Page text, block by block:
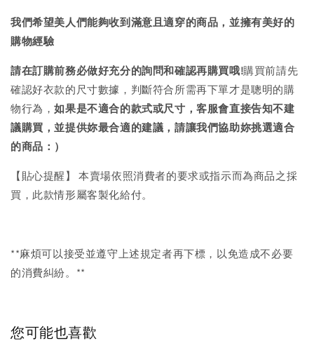
我們希望美人們能夠收到滿意且適穿的商品，並擁有美好的
購物經驗
請在訂購前務必做好充分的詢問和確認再購買哦!購買前請先
確認好衣款的尺寸數據，判斷符合所需再下單才是聰明的購
物行為，如果是不適合的款式或尺寸，客服會直接告知不建
議購買，並提供妳最合適的建議，請讓我們協助妳挑選適合
的商品：）
【貼心提醒】 本賣場依照消費者的要求或指示而為商品之採
買，此款情形屬客製化給付。
**麻煩可以接受並遵守上述規定者再下標，以免造成不必要
的消費糾紛。**
您可能也喜歡